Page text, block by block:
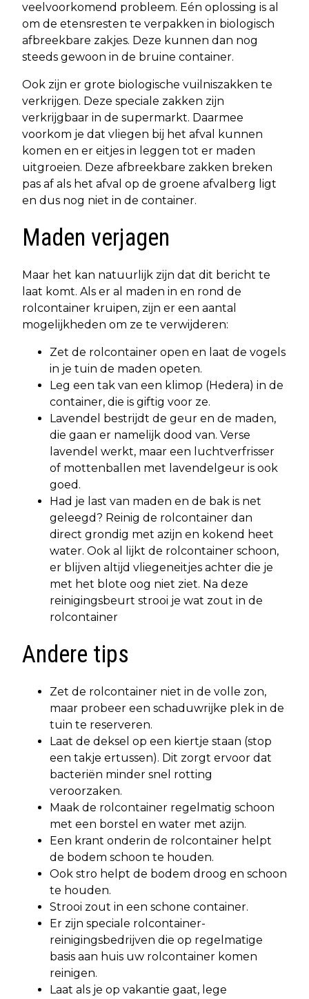
veelvoorkomend probleem. Eén oplossing is al
om de etensresten te verpakken in biologisch
afbreekbare zakjes. Deze kunnen dan nog
steeds gewoon in de bruine container.
Ook zijn er grote biologische vuilniszakken te
verkrijgen. Deze speciale zakken zijn
verkrijgbaar in de supermarkt. Daarmee
voorkom je dat vliegen bij het afval kunnen
komen en er eitjes in leggen tot er maden
uitgroeien. Deze afbreekbare zakken breken
pas af als het afval op de groene afvalberg ligt
en dus nog niet in de container.
Maden verjagen
Maar het kan natuurlijk zijn dat dit bericht te
laat komt. Als er al maden in en rond de
rolcontainer kruipen, zijn er een aantal
mogelijkheden om ze te verwijderen:
Zet de rolcontainer open en laat de vogels
in je tuin de maden opeten.
Leg een tak van een klimop (Hedera) in de
container, die is giftig voor ze.
Lavendel bestrijdt de geur en de maden,
die gaan er namelijk dood van. Verse
lavendel werkt, maar een luchtverfrisser
of mottenballen met lavendelgeur is ook
goed.
Had je last van maden en de bak is net
geleegd? Reinig de rolcontainer dan
direct grondig met azijn en kokend heet
water. Ook al lijkt de rolcontainer schoon,
er blijven altijd vliegeneitjes achter die je
met het blote oog niet ziet. Na deze
reinigingsbeurt strooi je wat zout in de
rolcontainer
Andere tips
Zet de rolcontainer niet in de volle zon,
maar probeer een schaduwrijke plek in de
tuin te reserveren.
Laat de deksel op een kiertje staan (stop
een takje ertussen). Dit zorgt ervoor dat
bacteriën minder snel rotting
veroorzaken.
Maak de rolcontainer regelmatig schoon
met een borstel en water met azijn.
Een krant onderin de rolcontainer helpt
de bodem schoon te houden.
Ook stro helpt de bodem droog en schoon
te houden.
Strooi zout in een schone container.
Er zijn speciale rolcontainer-
reinigingsbedrijven die op regelmatige
basis aan huis uw rolcontainer komen
reinigen.
Laat als je op vakantie gaat, lege